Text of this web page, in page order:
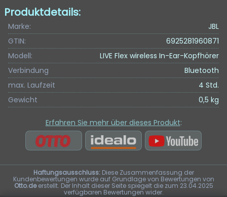
Produktdetails:
Marke:
JBL
GTIN:
6925281960871
Modell:
LIVE Flex wireless In-Ear-Kopfhörer
Verbindung
Bluetooth
max. Laufzeit
4 Std.
Gewicht
0,5 kg
Erfahren Sie mehr über dieses Produkt:
Haftungsausschluss:Diese Zusammenfassung der
Kundenbewertungen wurde auf Grundlage von Bewertungen von
Otto.deerstellt. Der Inhalt dieser Seite spiegelt die zum 23.04.2025
verfügbaren Bewertungen wider.